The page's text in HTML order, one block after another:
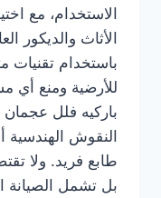
الاستخدام، مع
الأثاث والديكور
باستخدام تقنيات
للأرضية ومنع أي
باركيه فلل عجمان
النقوش الهندسية
طابع فريد. ولا
بل تشمل الصيانة